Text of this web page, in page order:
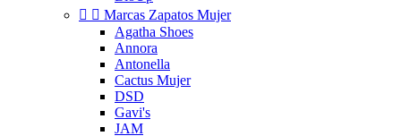
  Marcas Zapatos Mujer
Agatha Shoes
Annora
Antonella
Cactus Mujer
DSD
Gavi's
JAM